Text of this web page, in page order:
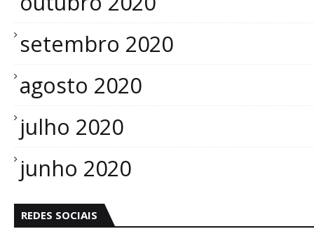
setembro 2020
agosto 2020
julho 2020
junho 2020
REDES SOCIAIS